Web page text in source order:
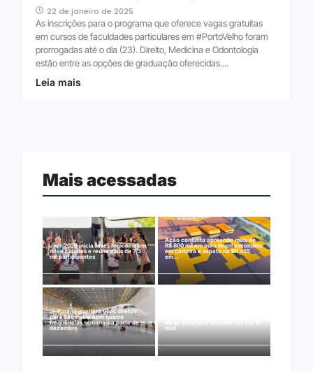
22 de janeiro de 2025
As inscrições para o programa que oferece vagas gratuitas
em cursos de faculdades particulares em #PortoVelho foram
prorrogadas até o dia (23). Direito, Medicina e Odontologia
estão entre as opções de graduação oferecidas....
Leia mais
Mais acessadas
Joer 2026 inicia fases regionais em
nove cidades e reúne mais de 7,3
mil participantes
Ação conjunta apreende mais de
R$ 800 mil em ouro ilegal escondido
em carteira e sapato na BR 425
em…
Ji-Paraná ganhará voos diretos
para São Paulo com quatro
frequências semanais a partir de
dezembro
dias